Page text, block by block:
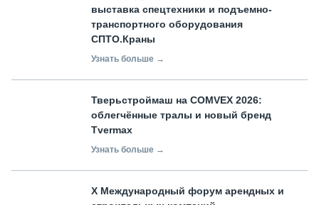
выставка спецтехники и подъемно-
транспортного оборудования
СПТО.Краны
Узнать больше →
Тверьстроймаш на COMVEX 2026:
облегчённые тралы и новый бренд
Tvermax
Узнать больше →
X Международный форум арендных и